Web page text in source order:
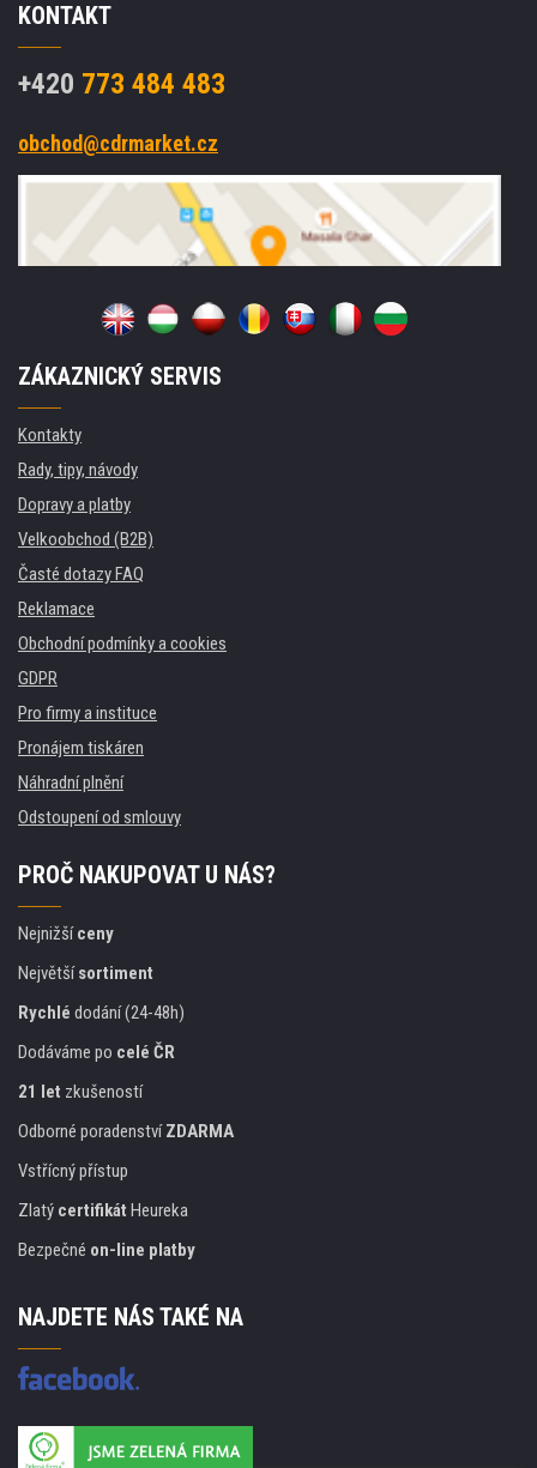
KONTAKT
+420 773 484 483
obchod@cdrmarket.cz
ZÁKAZNICKÝ SERVIS
Kontakty
Rady, tipy, návody
Dopravy a platby
Velkoobchod (B2B)
Časté dotazy FAQ
Reklamace
Obchodní podmínky a cookies
GDPR
Pro firmy a instituce
Pronájem tiskáren
Náhradní plnění
Odstoupení od smlouvy
PROČ NAKUPOVAT U NÁS?
Nejnižšíceny
Největšísortiment
Rychlé dodání (24-48h)
Dodáváme po celé ČR
21 let zkušeností
Odborné poradenstvíZDARMA
Vstřícný přístup
Zlatý certifikát Heureka
Bezpečné on-line platby
NAJDETE NÁS TAKÉ NA